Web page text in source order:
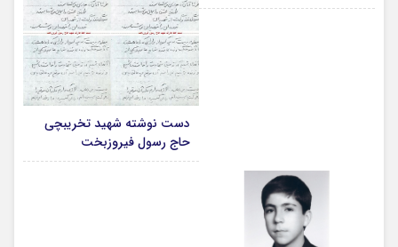
دست نوشته شهید تخریبچی
حاج رسول فیروزبخت